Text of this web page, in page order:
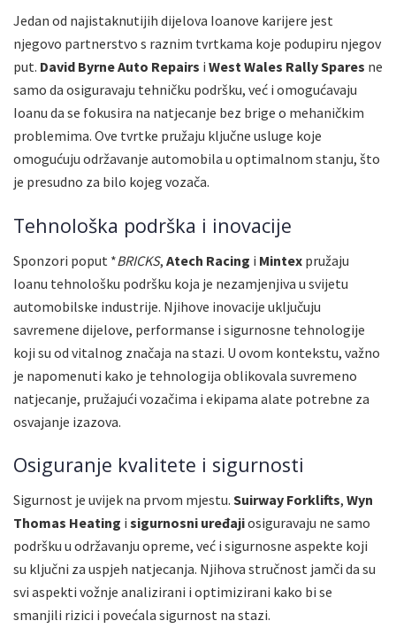
Jedan od najistaknutijih dijelova Ioanove karijere jest
njegovo partnerstvo s raznim tvrtkama koje podupiru njegov
put. David Byrne Auto Repairs i West Wales Rally Spares ne
samo da osiguravaju tehničku podršku, već i omogućavaju
Ioanu da se fokusira na natjecanje bez brige o mehaničkim
problemima. Ove tvrtke pružaju ključne usluge koje
omogućuju održavanje automobila u optimalnom stanju, što
je presudno za bilo kojeg vozača.
Tehnološka podrška i inovacije
Sponzori poput *BRICKS, Atech Racing i Mintex pružaju
Ioanu tehnološku podršku koja je nezamjenjiva u svijetu
automobilske industrije. Njihove inovacije uključuju
savremene dijelove, performanse i sigurnosne tehnologije
koji su od vitalnog značaja na stazi. U ovom kontekstu, važno
je napomenuti kako je tehnologija oblikovala suvremeno
natjecanje, pružajući vozačima i ekipama alate potrebne za
osvajanje izazova.
Osiguranje kvalitete i sigurnosti
Sigurnost je uvijek na prvom mjestu. Suirway Forklifts, Wyn
Thomas Heating i sigurnosni uređajiosiguravaju ne samo
podršku u održavanju opreme, već i sigurnosne aspekte koji
su ključni za uspjeh natjecanja. Njihova stručnost jamči da su
svi aspekti vožnje analizirani i optimizirani kako bi se
smanjili rizici i povećala sigurnost na stazi.